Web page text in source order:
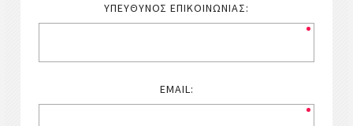
ΥΠΕΎΘΥΝΟΣ ΕΠΙΚΟΙΝΩΝΊΑΣ:
EMAIL: